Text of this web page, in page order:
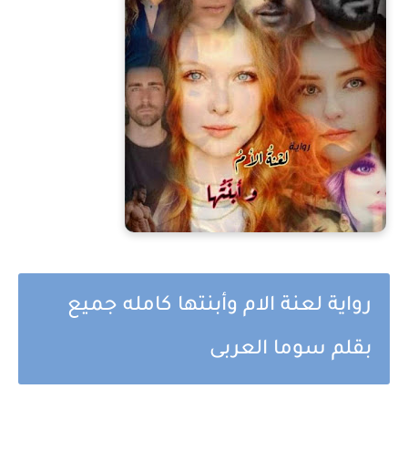
رواية لعنة الام وأبنتها كامله جميع
بقلم سوما العربى